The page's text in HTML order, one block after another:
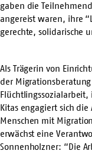
gaben die
angereist waren, ihre
gerechte, solidarische
Als Trägerin von
der
Kitas engagiert sich
Menschen mit
erwächst eine
Sonnenholzner: “Die